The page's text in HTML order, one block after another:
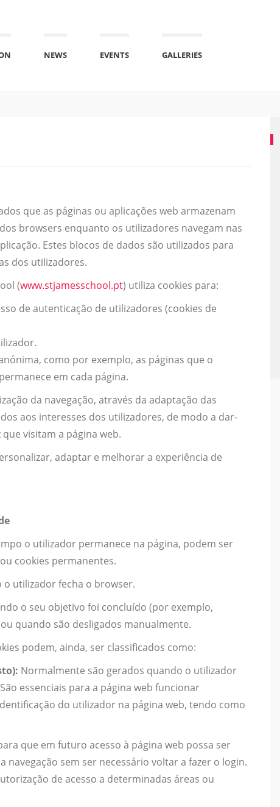
NEWS EVENTS GALLERIES
que as páginas ou aplicações web armazenam
browsers enquanto os utilizadores navegam nas
Estes blocos de dados são utilizados para
dos utilizadores.
(www.stjamesschool.pt) utiliza cookies para:
de autenticação de utilizadores (cookies de
como por exemplo, as páginas que o
em cada página.
da navegação, através da adaptação das
aos interesses dos utilizadores, de modo a dar-
visitam a página web.
adaptar e melhorar a experiência de
o utilizador permanece na página, podem ser
cookies permanentes.
o utilizador fecha o browser.
o seu objetivo foi concluído (por exemplo,
quando são desligados manualmente.
podem, ainda, ser classificados como:
Normalmente são gerados quando o utilizador
essenciais para a página web funcionar
do utilizador na página web, tendo como
que em futuro acesso à página web possa ser
navegação sem ser necessário voltar a fazer o login.
de acesso a determinadas áreas ou